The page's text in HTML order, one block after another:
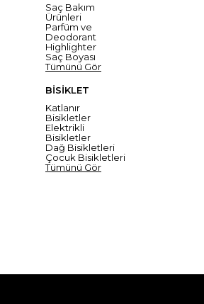
Saç Bakım
Ürünleri
Parfüm ve
Deodorant
Highlighter
Saç Boyası
Tümünü Gör
BİSİKLET
Katlanır
Bisikletler
Elektrikli
Bisikletler
Dağ Bisikletleri
Çocuk Bisikletleri
Tümünü Gör